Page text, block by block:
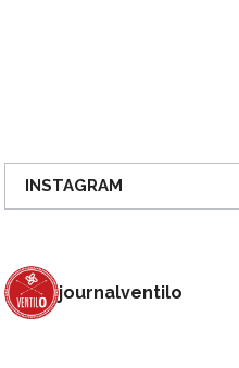
INSTAGRAM
journalventilo